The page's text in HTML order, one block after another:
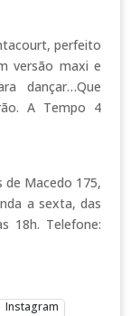
perfeito
versão maxi e
dançar…Que
A Tempo 4
de Macedo 175,
a sexta, das
18h. Telefone:
Instagram